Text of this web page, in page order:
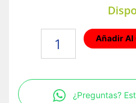
y
contacto
Añadir Al
¿Preguntas?